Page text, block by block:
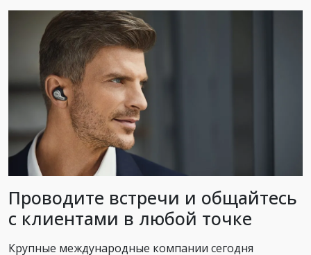
Проводите встречи и общайтесь
с клиентами в любой точке
Крупные международные компании сегодня